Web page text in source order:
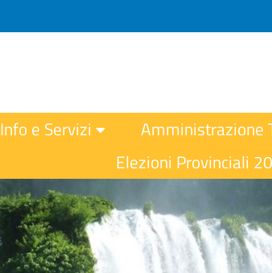
Info e Servizi Amministrazione
Elezioni Provinciali